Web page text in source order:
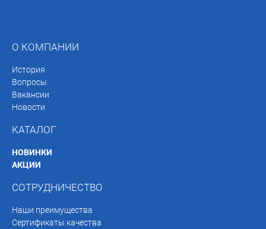
О КОМПАНИИ
История
Вопросы
Вакансии
Новости
КАТАЛОГ
НОВИНКИ
АКЦИИ
СОТРУДНИЧЕСТВО
Наши преимущества
Сертификаты качества